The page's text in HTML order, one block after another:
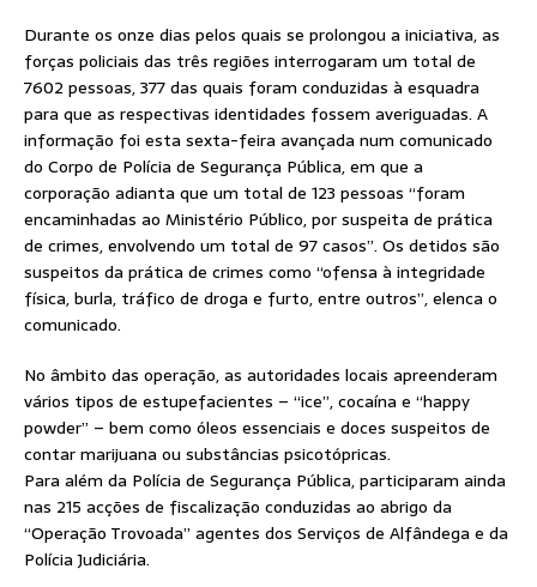
Durante os onze dias pelos quais se prolongou a iniciativa, as
forças policiais das três regiões interrogaram um total de
7602 pessoas, 377 das quais foram conduzidas à esquadra
para que as respectivas identidades fossem averiguadas. A
informação foi esta sexta-feira avançada num comunicado
do Corpo de Polícia de Segurança Pública, em que a
corporação adianta que um total de 123 pessoas “foram
encaminhadas ao Ministério Público, por suspeita de prática
de crimes, envolvendo um total de 97 casos”. Os detidos são
suspeitos da prática de crimes como “ofensa à integridade
física, burla, tráfico de droga e furto, entre outros”, elenca o
comunicado.
No âmbito das operação, as autoridades locais apreenderam
vários tipos de estupefacientes – “ice”, cocaína e “happy
powder” – bem como óleos essenciais e doces suspeitos de
contar marijuana ou substâncias psicotópricas.
Para além da Polícia de Segurança Pública, participaram ainda
nas 215 acções de fiscalização conduzidas ao abrigo da
“Operação Trovoada” agentes dos Serviços de Alfândega e da
Polícia Judiciária.